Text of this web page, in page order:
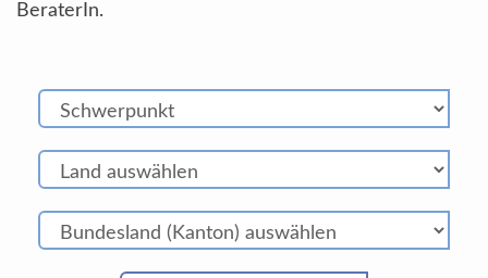
BeraterIn.